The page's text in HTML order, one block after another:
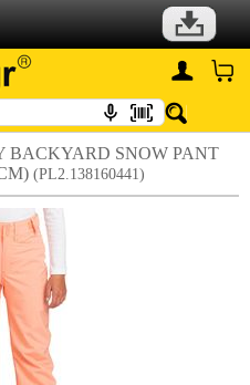
SNOW PANT
(PL2.138160441)